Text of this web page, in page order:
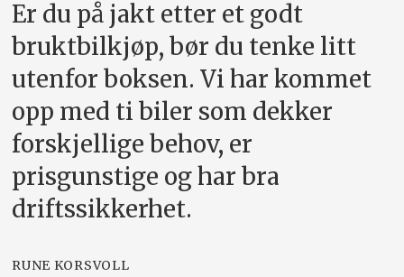
Er du på jakt etter et godt
bruktbilkjøp, bør du tenke litt
utenfor boksen. Vi har kommet
opp med ti biler som dekker
forskjellige behov, er
prisgunstige og har bra
driftssikkerhet.
RUNE KORSVOLL